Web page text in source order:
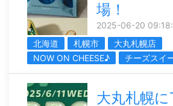
場！
2025-06-20
北海道
札幌市
大丸札幌店
NOW ON CHEESE♪
チーズスイ
大丸札幌に